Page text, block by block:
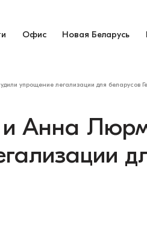
Офис Новая Беларусь
упрощение легализации для беларусов
и Анна